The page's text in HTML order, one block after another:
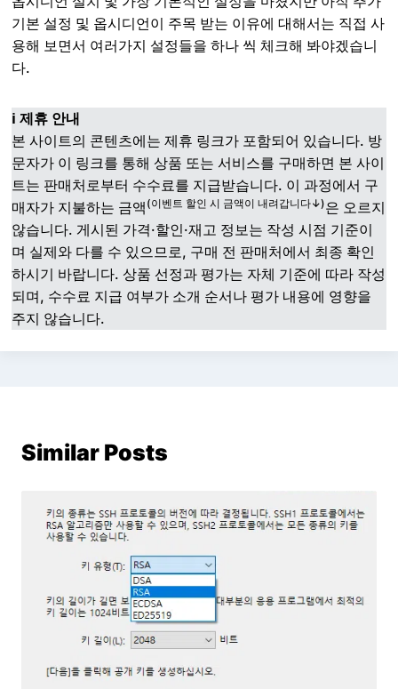
기본 설정 및 옵시디언이 주목 받는 이유에 대해서는 직접 사
용해 보면서 여러가지 설정들을 하나 씩 체크해 봐야겠습니
다.
ℹ️ 제휴 안내
본 사이트의 콘텐츠에는 제휴 링크가 포함되어 있습니다. 방
문자가 이 링크를 통해 상품 또는 서비스를 구매하면 본 사이
트는 판매처로부터 수수료를 지급받습니다. 이 과정에서 구
매자가 지불하는 금액 (이벤트 할인 시 금액이 내려갑니다↓)은 오르지
않습니다. 게시된 가격·할인·재고 정보는 작성 시점 기준이
며 실제와 다를 수 있으므로, 구매 전 판매처에서 최종 확인
하시기 바랍니다. 상품 선정과 평가는 자체 기준에 따라 작성
되며, 수수료 지급 여부가 소개 순서나 평가 내용에 영향을
주지 않습니다.
Similar Posts